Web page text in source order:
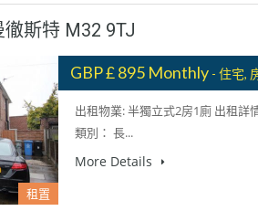
斯特 M32 9TJ
租置
GBP £ 895 Monthly - 住宅,
出租物業: 半獨立式2房1廁 出租詳
類別： 長...
More Details